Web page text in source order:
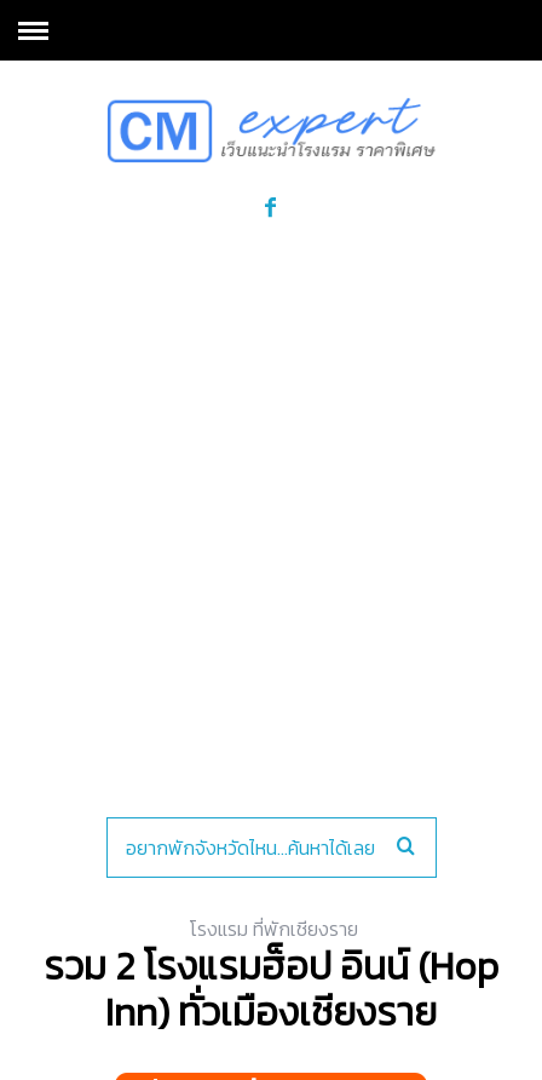
โรงแรม ที่พักเชียงราย
รวม 2 โรงแรมฮ็อป อินน์ (Hop
Inn) ทั่วเมืองเชียงราย